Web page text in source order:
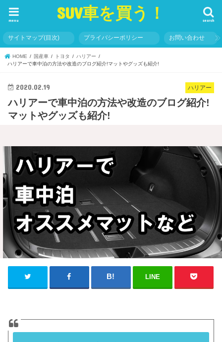
SUV車を買う！ search
menu
サイトマップ(目次) プライバシーポリシー お問い合わせ
HOME 国産車 トヨタ
ハリアー
ハリアーで車中泊の方法や改造のブログ紹介!マットやグッズも紹介!
ハリアー
2020.02.19
ハリアーで車中泊の方法や改造のブログ紹介!
マットやグッズも紹介!
LINE